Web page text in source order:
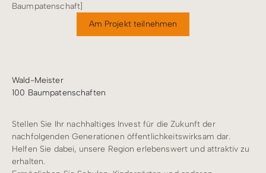
Baumpatenschaft]
Am Projekt teilnehmen
Wald-Meister
100 Baumpatenschaften
Stellen Sie Ihr nachhaltiges Invest für die Zukunft der
nachfolgenden Generationen öffentlichkeitswirksam dar.
Helfen Sie dabei, unsere Region erlebenswert und attraktiv zu
erhalten.